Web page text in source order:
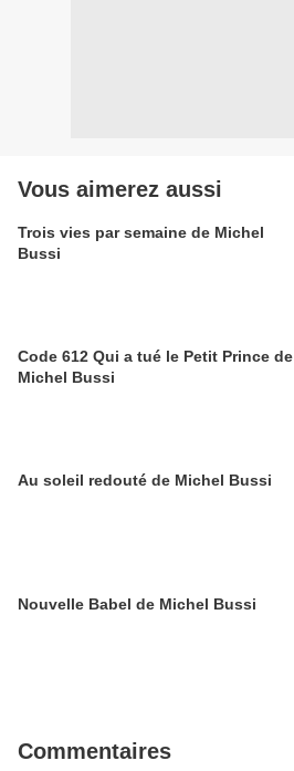
Vous aimerez aussi
Trois vies par semaine de Michel
Bussi
Code 612 Qui a tué le Petit Prince de
Michel Bussi
Au soleil redouté de Michel Bussi
Nouvelle Babel de Michel Bussi
Commentaires